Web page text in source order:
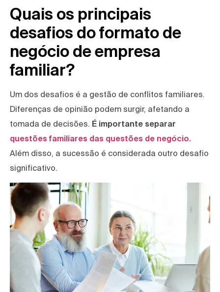
Quais os principais
desafios do formato de
negócio de empresa
familiar?
Um dos desafios é a gestão de conflitos familiares.
Diferenças de opinião podem surgir, afetando a
tomada de decisões. É importante separar
questões familiares das questões de negócio.
Além disso, a sucessão é considerada outro desafio
significativo.